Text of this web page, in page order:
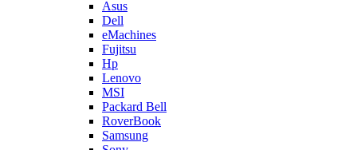
Asus
Dell
eMachines
Fujitsu
Hp
Lenovo
MSI
Packard Bell
RoverBook
Samsung